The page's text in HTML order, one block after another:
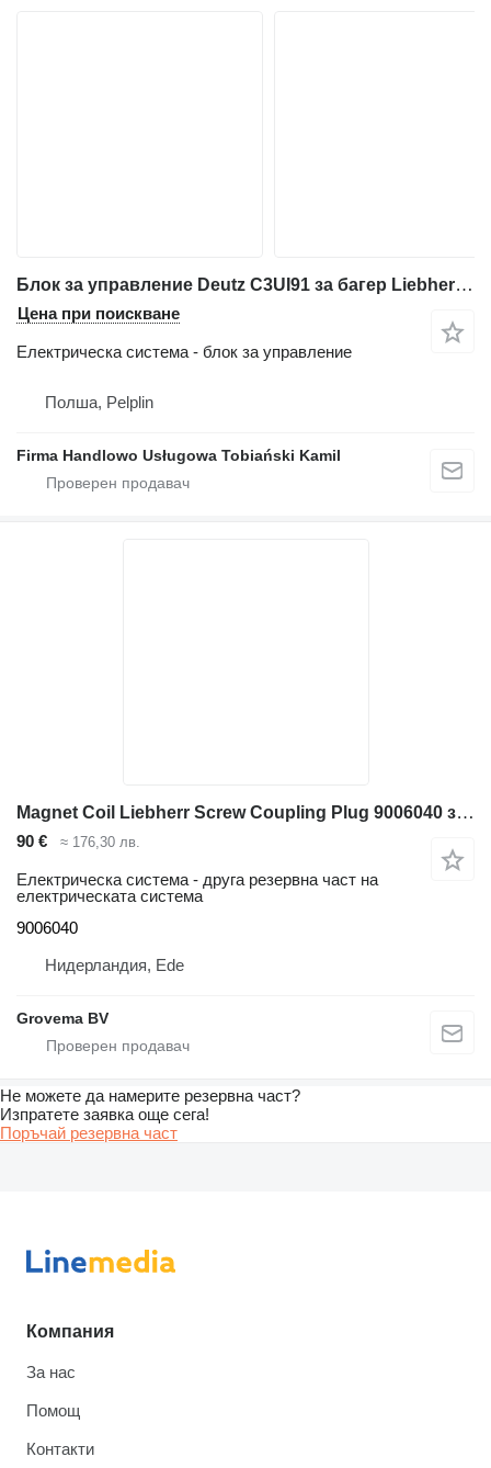
Блок за управление Deutz C3UI91 за багер Liebherr A314
Цена при поискване
Електрическа система - блок за управление
Полша, Pelplin
Firma Handlowo Usługowa Tobiański Kamil
Magnet Coil Liebherr Screw Coupling Plug 9006040 за багер Liebherr A900C Li / A316 Li / A316 / A314 Li / A312 / A312 Li / A900C Li EDC / A900C / A310 / A311 Li / A900C ZW
90 € ≈ 176,30 лв.
Електрическа система - друга резервна част на
електрическата система
9006040
Нидерландия, Ede
Grovema BV
Не можете да намерите резервна част?
Изпратете заявка още сега!
Поръчай резервна част
Компания
За нас
Помощ
Контакти